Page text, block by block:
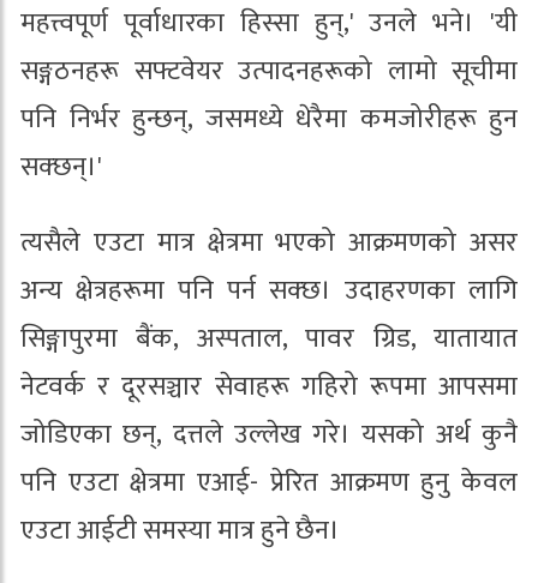
महत्त्वपूर्ण पूर्वाधारका हिस्सा हुन्,' उनले भने। 'यी
सङ्गठनहरू सफ्टवेयर उत्पादनहरूको लामो सूचीमा
पनि निर्भर हुन्छन्, जसमध्ये धेरैमा कमजोरीहरू हुन
सक्छन्।'
त्यसैले एउटा मात्र क्षेत्रमा भएको आक्रमणको असर
अन्य क्षेत्रहरूमा पनि पर्न सक्छ। उदाहरणका लागि
सिङ्गापुरमा बैंक, अस्पताल, पावर ग्रिड, यातायात
नेटवर्क र दूरसञ्चार सेवाहरू गहिरो रूपमा आपसमा
जोडिएका छन्, दत्तले उल्लेख गरे। यसको अर्थ कुनै
पनि एउटा क्षेत्रमा एआई- प्रेरित आक्रमण हुनु केवल
एउटा आईटी समस्या मात्र हुने छैन।